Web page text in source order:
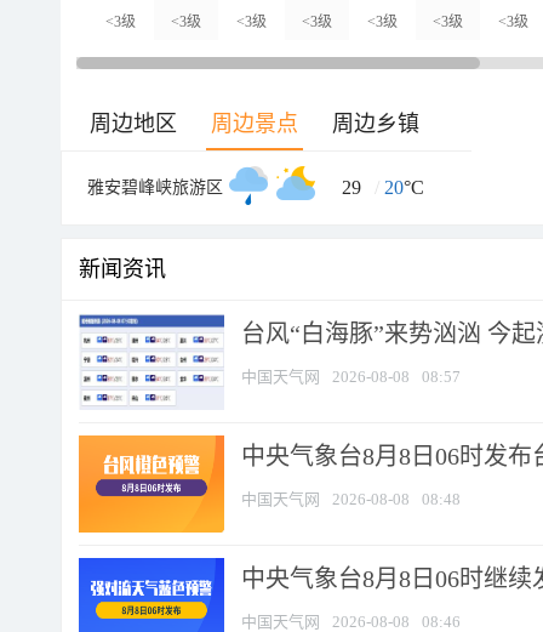
<3级 <3级 <3级 <3级 <3级 <3级 <3级
周边地区 周边景点 周边乡镇
雅安碧峰峡旅游区 29 / 20°C
新闻资讯
台风“白海豚”来势汹汹 今
中国天气网 2026-08-08 08:57
中央气象台8月8日06时发布
中国天气网 2026-08-08 08:48
中央气象台8月8日06时继
中国天气网 2026-08-08 08:46